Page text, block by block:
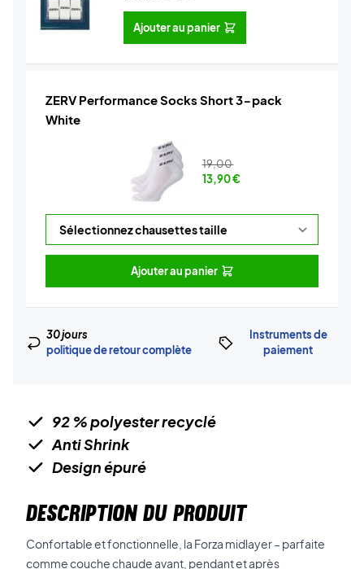
Ajouter au panier
ZERV Performance Socks Short 3-pack
White
19,00
13,90€
Ajouter au panier
30 jours
politique de retour complète
Instruments de
paiement
92 % polyester recyclé
Anti Shrink
Design épuré
DESCRIPTION DU PRODUIT
Confortable et fonctionnelle, la Forza midlayer – parfaite
comme couche chaude avant, pendant et après